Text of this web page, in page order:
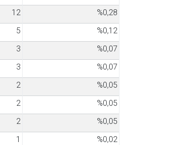
12
%0,28
5
%0,12
3
%0,07
3
%0,07
2
%0,05
2
%0,05
2
%0,05
1
%0,02